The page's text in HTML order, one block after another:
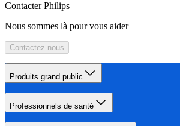
Contacter Philips
Nous sommes là pour vous aider
Contactez nous
Produits grand public
Professionnels de santé